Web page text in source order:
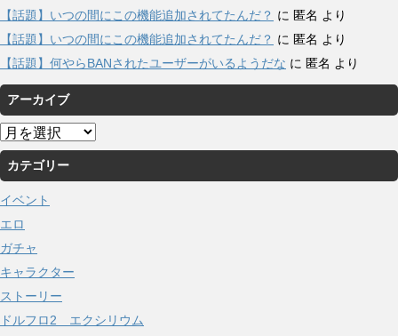
【話題】いつの間にこの機能追加されてたんだ？ に 匿名 より
【話題】いつの間にこの機能追加されてたんだ？ に 匿名 より
【話題】何やらBANされたユーザーがいるようだな に 匿名 より
アーカイブ
ア
ー
カ
イ
ブ
カテゴリー
イベント
エロ
ガチャ
キャラクター
ストーリー
ドルフロ2 エクシリウム